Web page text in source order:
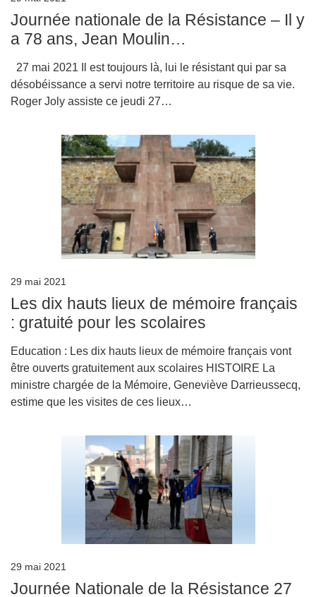
Journée nationale de la Résistance – Il y
a 78 ans, Jean Moulin…
27 mai 2021 Il est toujours là, lui le résistant qui par sa
désobéissance a servi notre territoire au risque de sa vie.
Roger Joly assiste ce jeudi 27…
29 mai 2021
Les dix hauts lieux de mémoire français
: gratuité pour les scolaires
Education : Les dix hauts lieux de mémoire français vont
être ouverts gratuitement aux scolaires HISTOIRE La
ministre chargée de la Mémoire, Geneviève Darrieussecq,
estime que les visites de ces lieux…
29 mai 2021
Journée Nationale de la Résistance 27